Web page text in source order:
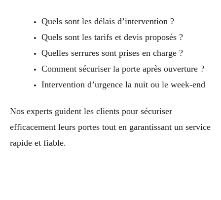
Quels sont les délais d’intervention ?
Quels sont les tarifs et devis proposés ?
Quelles serrures sont prises en charge ?
Comment sécuriser la porte après ouverture ?
Intervention d’urgence la nuit ou le week-end
Nos experts guident les clients pour sécuriser
efficacement leurs portes tout en garantissant un service
rapide et fiable.